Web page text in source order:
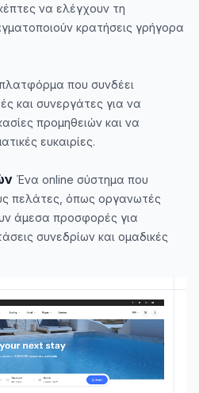
να ελέγχουν τη
κρατήσεις γρήγορα
πλατφόρμα που συνδέει
και συνεργάτες για να
προμηθειών και να
ευκαιρίες.
Ένα online σύστημα που
πελάτες, όπως οργανωτές
άμεσα προσφορές για
συνεδρίων και ομαδικές